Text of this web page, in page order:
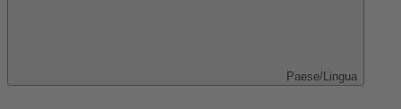
Paese/Lingua